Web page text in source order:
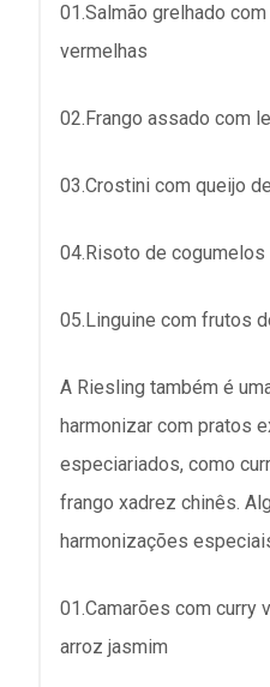
01.Salmão grelhado
vermelhas
02.Frango assado com
03.Crostini com queijo
04.Risoto de cogumelos
05.Linguine com frutos
A Riesling também é
harmonizar com pratos
especiariados, como
frango xadrez chinês.
harmonizações
01.Camarões com curry
arroz jasmim